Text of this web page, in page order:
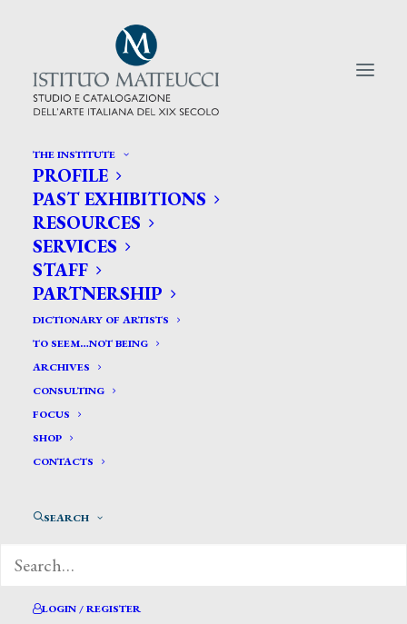
THE INSTITUTE
PROFILE
PAST EXHIBITIONS
RESOURCES
SERVICES
STAFF
PARTNERSHIP
DICTIONARY OF ARTISTS
TO SEEM…NOT BEING
ARCHIVES
CONSULTING
FOCUS
SHOP
CONTACTS
SEARCH
LOGIN / REGISTER
CERCA TRA GLI ARTISTI:
Search
for:
Mola Grubicy De Dragon
Antonietta*
MOLA GRUBICY DE DRAGON
Lodi (Milano) 1824 – Milano 1908
Madre di Vittore e di Alberto, si dedicò alla